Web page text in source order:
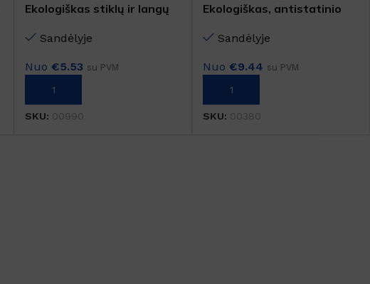
Ekologiškas stiklų ir langų
Sandėlyje
Nuo €5.53 su PVM
Į KREPŠELĮ
SKU: 00990
Ekologiškas, antistatinio
ECOSandėlyje
Nuo €9.44 su PVM
Į KREPŠELĮ
SKU: 00380